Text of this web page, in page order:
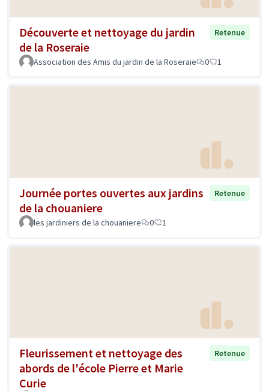
Découverte et nettoyage du jardin
de la Roseraie
Retenue
Association des Amis du jardin de la Roseraie 0 1
Journée portes ouvertes aux jardins
de la chouaniere
Retenue
les jardiniers de la chouaniere 0 1
Fleurissement et nettoyage des
abords de l'école Pierre et Marie
Curie
Retenue